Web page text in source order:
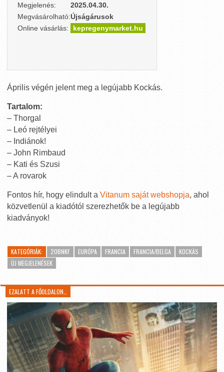
Megjelenés:
2025.04.30.
Megvásárolható:Újságárusok
Online vásárlás:
kepregenymarket.hu
Április végén jelent meg a legújabb Kockás.
Tartalom:
– Thorgal
– Leó rejtélyei
– Indiánok!
– John Rimbaud
– Kati és Szusi
– A rovarok
Fontos hír, hogy elindult a Vitanum saját webshopja, ahol
közvetlenül a kiadótól szerezhetők be a legújabb
kiadványok!
KATEGÓRIÁK: 20BNKF EURÓPA FRANCIA FRANCIA/BELGA
KOCKÁS
ÚJ MEGJELENÉSEK
EZALATT A FŐOLDALON…